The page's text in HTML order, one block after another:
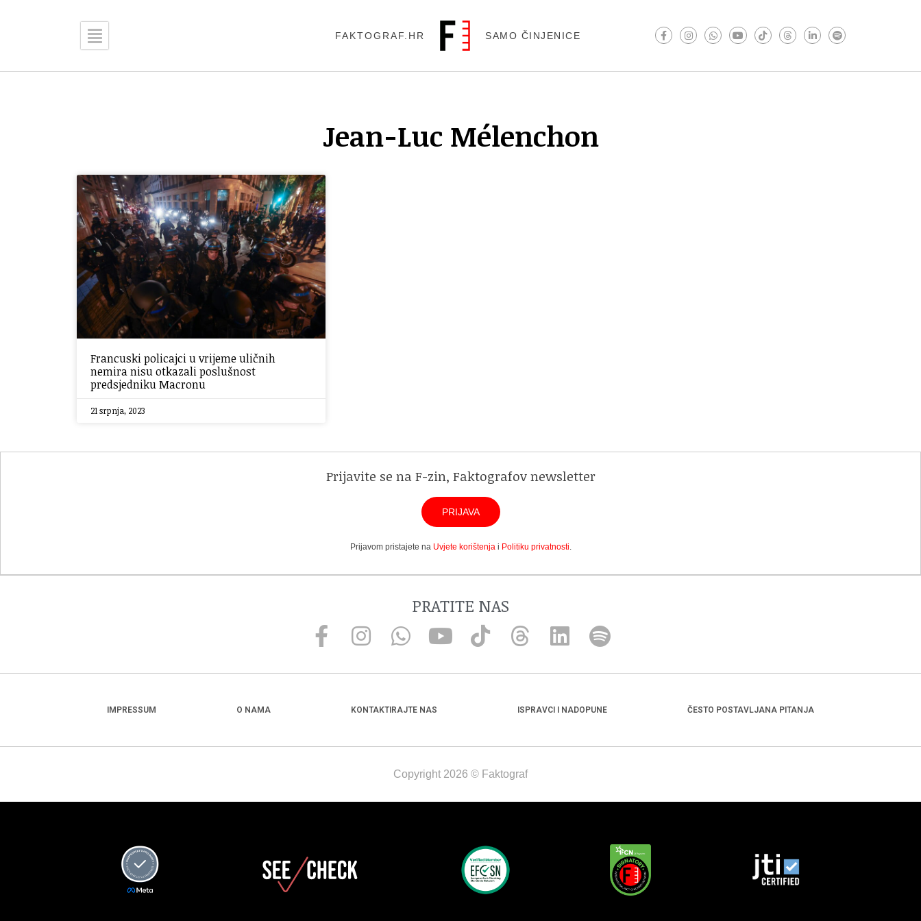
FAKTOGRAF.HR SAMO ČINJENICE
Jean-Luc Mélenchon
Francuski policajci u vrijeme uličnih
nemira nisu otkazali poslušnost
predsjedniku Macronu
21 srpnja, 2023
Prijavite se na F-zin, Faktografov newsletter
PRIJAVA
Prijavom pristajete na Uvjete korištenjai Politiku privatnosti.
PRATITE NAS
IMPRESSUM O NAMA KONTAKTIRAJTE NAS ISPRAVCI I NADOPUNE ČESTO POSTAVLJANA PITANJA
Copyright 2026 © Faktograf